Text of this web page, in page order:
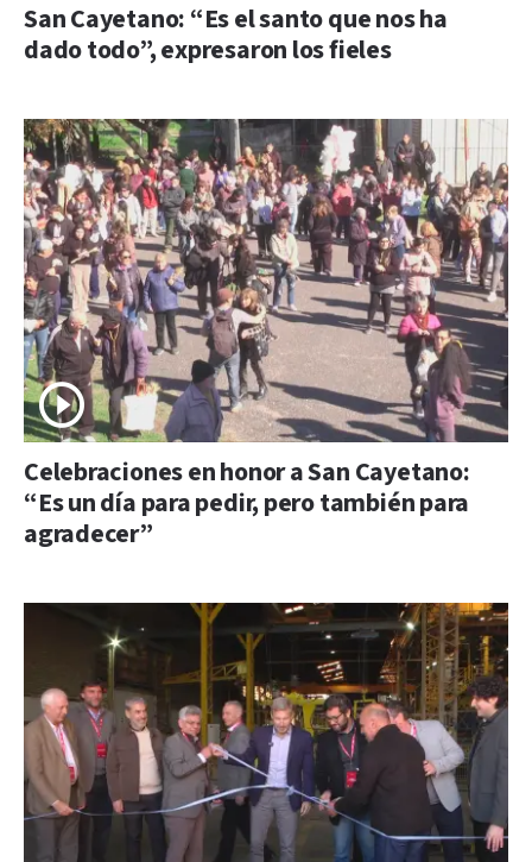
San Cayetano: “Es el santo que nos ha
dado todo”, expresaron los fieles
Celebraciones en honor a San Cayetano:
“Es un día para pedir, pero también para
agradecer”